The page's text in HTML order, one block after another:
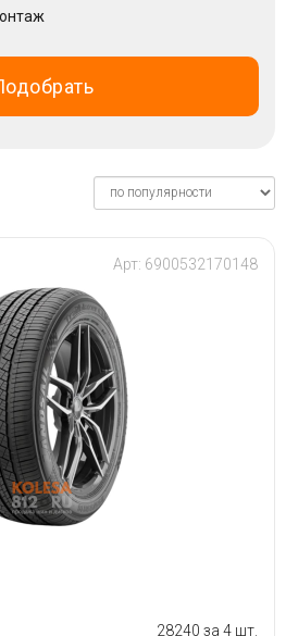
Арт: 6900532170148
28240 за 4 шт.